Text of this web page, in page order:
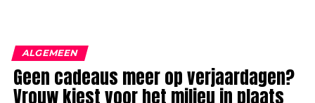
ALGEMEEN
Geen cadeaus meer op verjaardagen?
Vrouw kiest voor het milieu in plaats